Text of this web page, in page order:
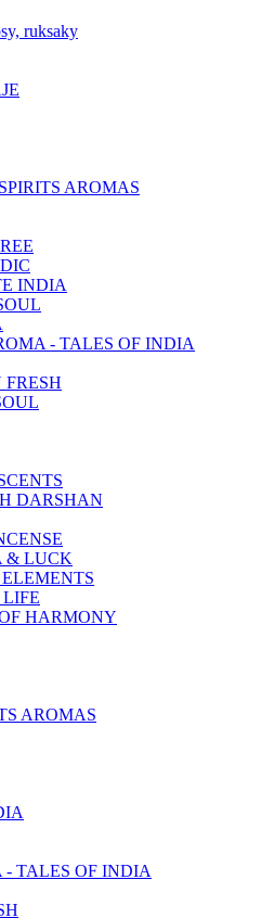
ruksaky
AROMAS
INDIA
- TALES OF INDIA
DARSHAN
& LUCK
LIFE
HARMONY
AROMAS
TALES OF INDIA